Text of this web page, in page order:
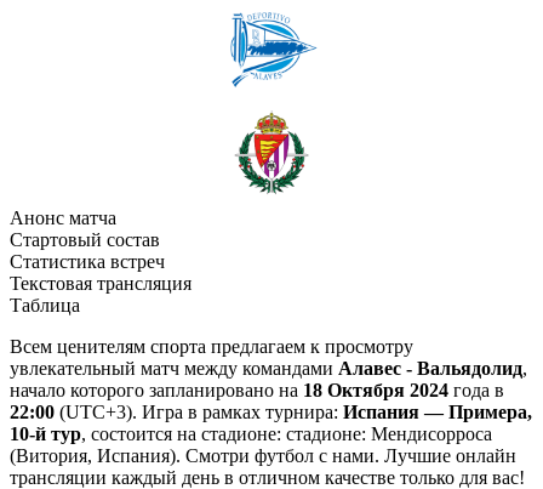
Анонс матча
Стартовый состав
Статистика встреч
Текстовая трансляция
Таблица
Всем ценителям спорта предлагаем к просмотру
увлекательный матч между командами Алавес - Вальядолид,
начало которого запланировано на 18 Октября 2024 года в
22:00 (UTC+3). Игра в рамках турнира: Испания — Примера,
10-й тур, состоится на стадионе: стадионе: Мендисорроса
(Витория, Испания). Смотри футбол с нами. Лучшие онлайн
трансляции каждый день в отличном качестве только для вас!